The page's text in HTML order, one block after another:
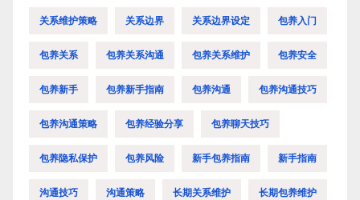
关系维护策略 关系边界 关系边界设定 包养入门
包养关系 包养关系沟通 包养关系维护 包养安全
包养新手 包养新手指南 包养沟通 包养沟通技巧
包养沟通策略 包养经验分享 包养聊天技巧
包养隐私保护 包养风险 新手包养指南 新手指南
沟通技巧 沟通策略 长期关系维护 长期包养维护